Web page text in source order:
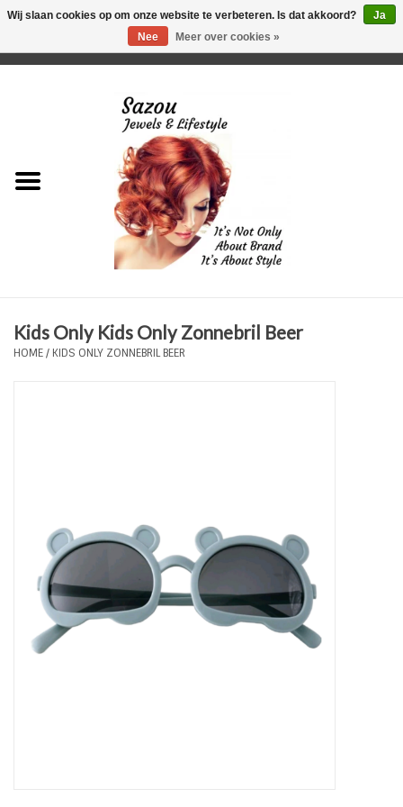
Just for Him
Plus Size Sieraden
Zonnebrillen
Fashion
ON THE BEACH
Kids Only Kids Only Zonnebril Beer
HOME/ KIDS ONLY ZONNEBRIL BEER
Wij slaan cookies op om onze website te verbeteren. Is dat akkoord?
Ja
Nee
Meer over cookies »